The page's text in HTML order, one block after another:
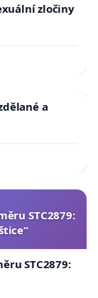
zločiny
a
STC2879:
STC2879: